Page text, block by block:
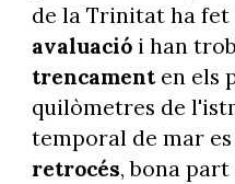
de la Trinitat ha
avaluació i han
trencament en els
quilòmetres de
temporal de mar
retrocés, bona